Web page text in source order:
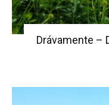
Drávamente –